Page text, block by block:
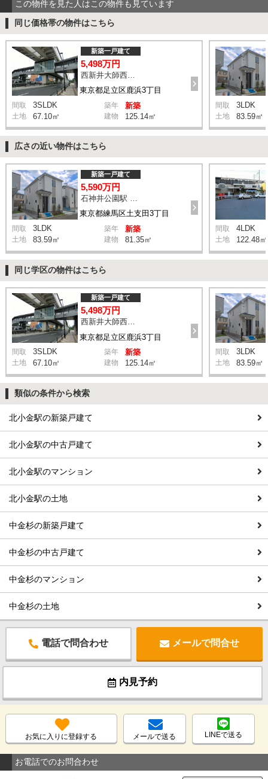
この物件を見た人はこの物件も見ています
同じ価格帯の物件はこちら
東京都足立区鹿浜3丁目
新築一戸建て
5,498万円
間取 3SLDK 築年 新築
土地 67.10㎡ 建物 125.14㎡
間取 3LDK
土地 83.59㎡
広さの近い物件はこちら
東京都練馬区土支田3丁目
新築一戸建て
5,590万円
石神井公園駅 橋戸小学校 バス15分 停歩4分
間取 3LDK 築年 新築
土地 83.59㎡ 建物 81.35㎡
間取 4LDK
土地 122.48㎡
同じ学区の物件はこちら
東京都足立区鹿浜3丁目
新築一戸建て
5,498万円
西新井大師西駅 鹿浜三丁目交差点 バス14分 停歩4分
間取 3SLDK 築年 新築
土地 67.10㎡ 建物 125.14㎡
間取 3LDK
土地 83.59㎡
類似の条件から検索
北小金駅の新築戸建て
北小金駅の中古戸建て
北小金駅のマンション
北小金駅の土地
中金杉の新築戸建て
中金杉の中古戸建て
中金杉のマンション
中金杉の土地
電話で問合わせ メールで問合せ
内見予約
お気に入りに登録する メールで送る LINEで送る
お電話でのお問合わせ